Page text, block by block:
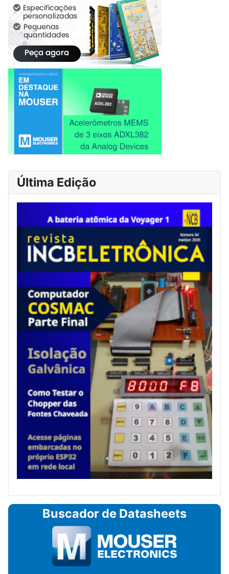
Última Edição
Buscador de Datasheets